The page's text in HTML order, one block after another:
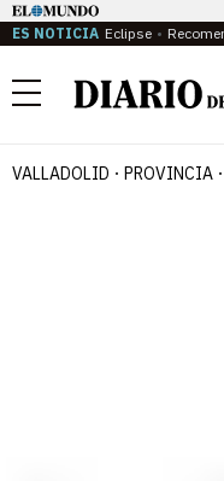
ES NOTICIA Eclipse
Menú
VALLADOLID PROVINCIA